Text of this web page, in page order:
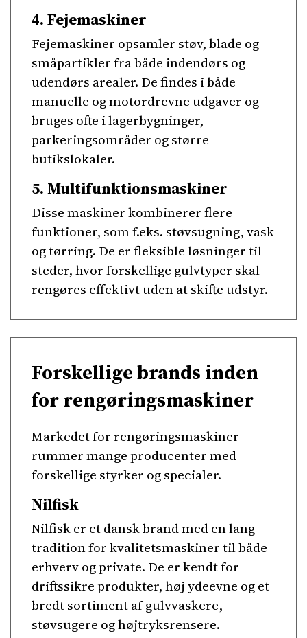
4. Fejemaskiner
Fejemaskiner opsamler støv, blade og
småpartikler fra både indendørs og
udendørs arealer. De findes i både
manuelle og motordrevne udgaver og
bruges ofte i lagerbygninger,
parkeringsområder og større
butikslokaler.
5. Multifunktionsmaskiner
Disse maskiner kombinerer flere
funktioner, som f.eks. støvsugning, vask
og tørring. De er fleksible løsninger til
steder, hvor forskellige gulvtyper skal
rengøres effektivt uden at skifte udstyr.
Forskellige brands inden
for rengøringsmaskiner
Markedet for rengøringsmaskiner
rummer mange producenter med
forskellige styrker og specialer.
Nilfisk
Nilfisk er et dansk brand med en lang
tradition for kvalitetsmaskiner til både
erhverv og private. De er kendt for
driftssikre produkter, høj ydeevne og et
bredt sortiment af gulvvaskere,
støvsugere og højtryksrensere.